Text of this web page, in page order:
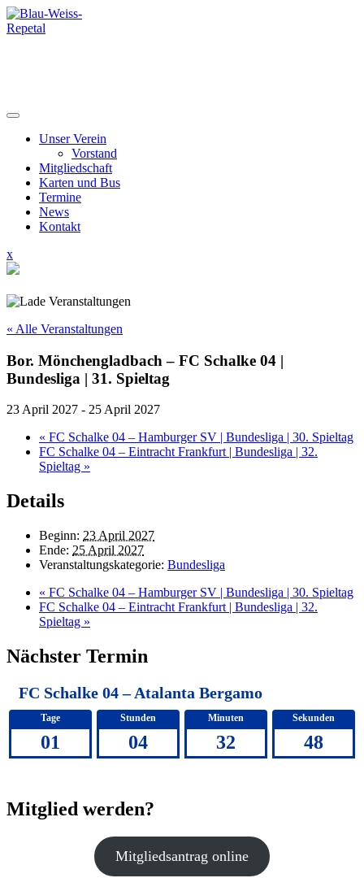
Skip
to
Unser Verein
Vorstand
Mitgliedschaft
Karten und Bus
Termine
News
Kontakt
xClose
Menu
« Alle Veranstaltungen
Bor. Mönchengladbach – FC Schalke 04 |
Bundesliga | 31. Spieltag
23 April 2027 - 25 April 2027
« FC Schalke 04 – Hamburger SV | Bundesliga | 30. Spieltag
FC Schalke 04 – Eintracht Frankfurt | Bundesliga | 32.
Spieltag »
Details
Beginn: 23 April 2027
Ende: 25 April 2027
Veranstaltungskategorie: Bundesliga
« FC Schalke 04 – Hamburger SV | Bundesliga | 30. Spieltag
FC Schalke 04 – Eintracht Frankfurt | Bundesliga | 32.
Spieltag »
Nächster Termin
FC Schalke 04 – Atalanta Bergamo
Tage
01
Stunden
04
Minuten
32
Sekunden
48
Mitglied werden?
Mitgliedsantrag online